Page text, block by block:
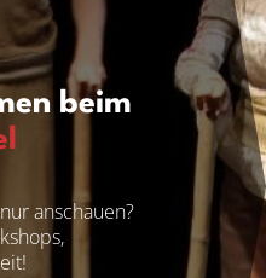
beim
anschauen?